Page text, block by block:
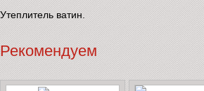
Утеплитель ватин.
Рекомендуем